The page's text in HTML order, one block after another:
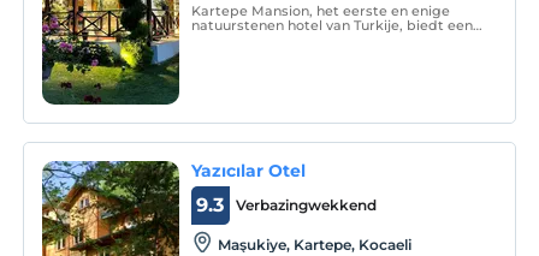
Kartepe Mansion, het eerste en enige
natuurstenen hotel van Turkije, biedt een
Yazıcılar Otel
Verbazingwekkend
9.3
Maşukiye, Kartepe, Kocaeli